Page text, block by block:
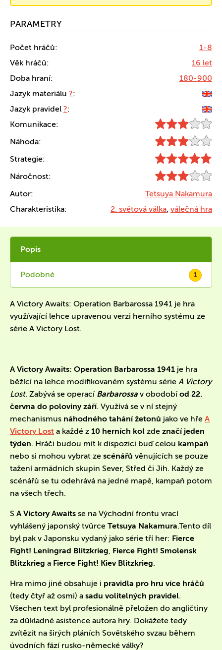
PARAMETRY
Počet hráčů:
1-8
Věk hráčů:
16 let
Doba hraní:
180-900
Jazyk materiálu ?:
Jazyk pravidel ?:
Komunikace:
Náhoda:
Strategie:
Náročnost:
Autor:
Tetsuya Nakamura
Charakteristika:
2. světová válka, válečná hra
Popis
Podobné 1
A Victory Awaits: Operation Barbarossa 1941 je hra
využívající lehce upravenou verzi herního systému ze
série A Victory Lost.
A Victory Awaits: Operation Barbarossa 1941 je hra
běžící na lehce modifikovaném systému série A Victory
Lost. Zabývá se operací Barbarossa v obodobí od 22.
června do poloviny září. Využívá se v ní stejný
mechanismus náhodného tahání žetonů jako ve hře A
Victory Lost a každé z 10 herních kol zde značí jeden
týden. Hráči budou mít k dispozici buď celou kampaň
nebo si mohou vybrat ze scénářů věnujících se pouze
tažení armádních skupin Sever, Střed či Jih. Každý ze
scénářů se tu odehrává na jedné mapě, kampaň potom
na všech třech.
S A Victory Awaits se na Východní frontu vrací
vyhlášený japonský tvůrce Tetsuya Nakamura.Tento díl
byl pak v Japonsku vydaný jako série tří her: Fierce
Fight! Leningrad Blitzkrieg, Fierce Fight! Smolensk
Blitzkrieg a Fierce Fight! Kiev Blitzkrieg.
Hra mimo jiné obsahuje i pravidla pro hru více hráčů
(tedy čtyř až osmi) a sadu volitelných pravidel.
Všechen text byl profesionálně přeložen do angličtiny
za důkladné asistence autora hry. Dokážete tedy
zvítězit na širých pláních Sovětského svzau během
úvodních fází rusko-německé války?